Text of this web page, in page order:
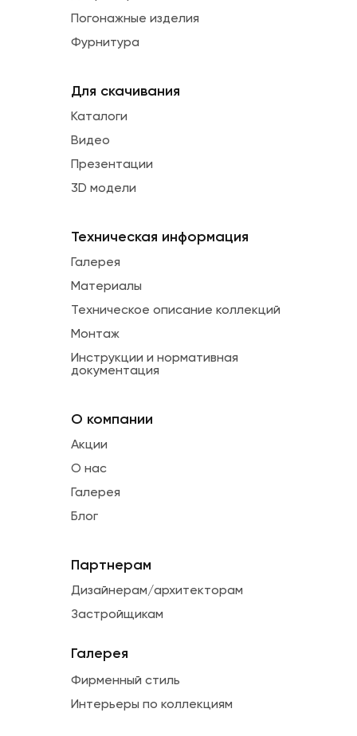
Погонажные изделия
Фурнитура
Для скачивания
Каталоги
Видео
Презентации
3D модели
Техническая информация
Галерея
Материалы
Техническое описание коллекций
Монтаж
Инструкции и нормативная
документация
О компании
Акции
О нас
Галерея
Блог
Партнерам
Дизайнерам/архитекторам
Застройщикам
Галерея
Фирменный стиль
Интерьеры по коллекциям